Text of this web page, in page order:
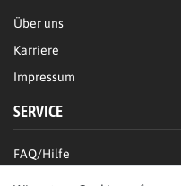
Über uns
Karriere
Impressum
SERVICE
FAQ/Hilfe